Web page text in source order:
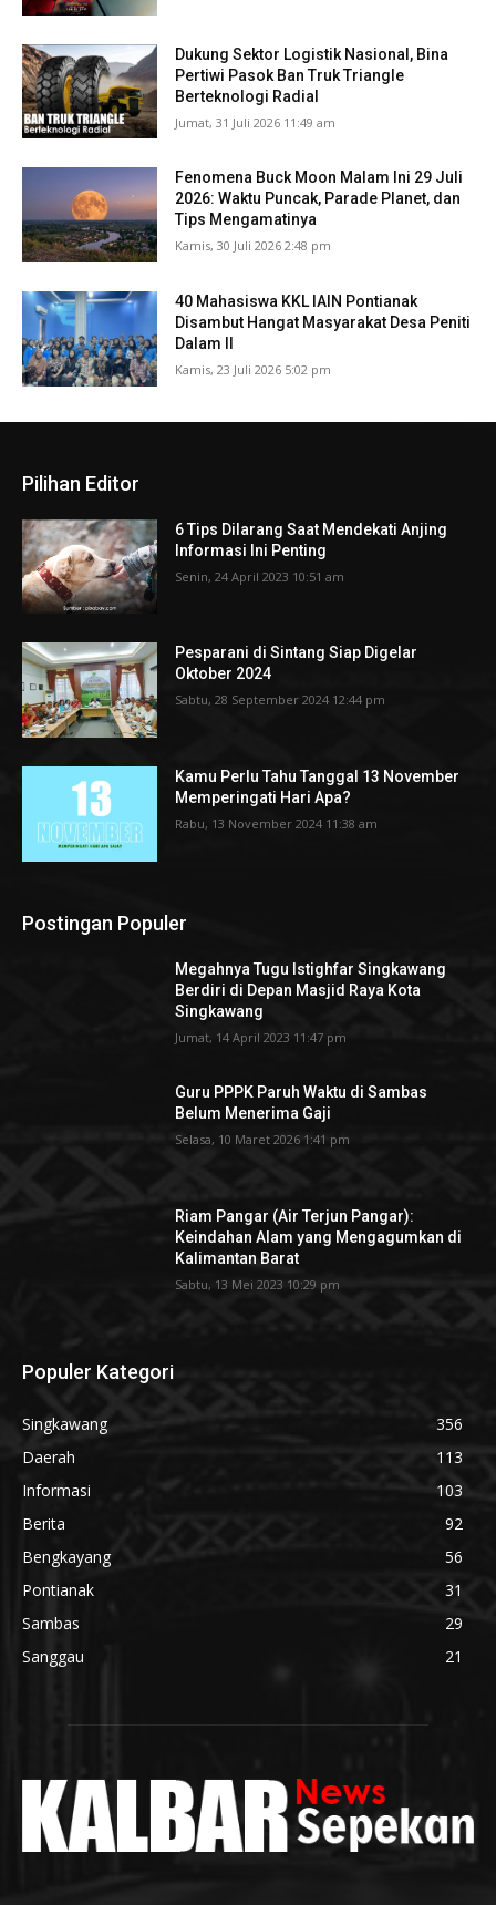
Dukung Sektor Logistik Nasional, Bina
Pertiwi Pasok Ban Truk Triangle
Berteknologi Radial
Jumat, 31 Juli 2026 11:49 am
Fenomena Buck Moon Malam Ini 29 Juli
2026: Waktu Puncak, Parade Planet, dan
Tips Mengamatinya
Kamis, 30 Juli 2026 2:48 pm
40 Mahasiswa KKL IAIN Pontianak
Disambut Hangat Masyarakat Desa Peniti
Dalam II
Kamis, 23 Juli 2026 5:02 pm
Pilihan Editor
6 Tips Dilarang Saat Mendekati Anjing
Informasi Ini Penting
Senin, 24 April 2023 10:51 am
Pesparani di Sintang Siap Digelar
Oktober 2024
Sabtu, 28 September 2024 12:44 pm
Kamu Perlu Tahu Tanggal 13 November
Memperingati Hari Apa?
Rabu, 13 November 2024 11:38 am
Postingan Populer
Megahnya Tugu Istighfar Singkawang
Berdiri di Depan Masjid Raya Kota
Singkawang
Jumat, 14 April 2023 11:47 pm
Guru PPPK Paruh Waktu di Sambas
Belum Menerima Gaji
Selasa, 10 Maret 2026 1:41 pm
Riam Pangar (Air Terjun Pangar):
Keindahan Alam yang Mengagumkan di
Kalimantan Barat
Sabtu, 13 Mei 2023 10:29 pm
Populer Kategori
Singkawang
356
Daerah
113
Informasi
103
Berita
92
Bengkayang
56
Pontianak
31
Sambas
29
Sanggau
21